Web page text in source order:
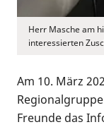
Herr Masche am
interessierten
Am 10. März
Freunde das